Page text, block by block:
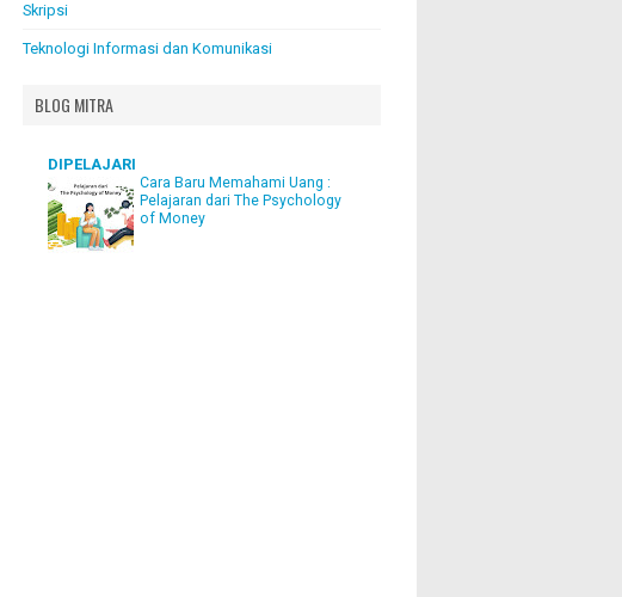
Skripsi
Teknologi Informasi dan Komunikasi
BLOG MITRA
DIPELAJARI
Cara Baru Memahami Uang :
Pelajaran dari The Psychology
of Money